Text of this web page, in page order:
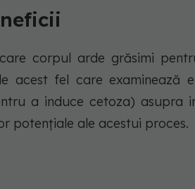
corpul arde grăsimi
acest fel care examinează
a induce cetoza) asupra
potențiale ale acestui proces.